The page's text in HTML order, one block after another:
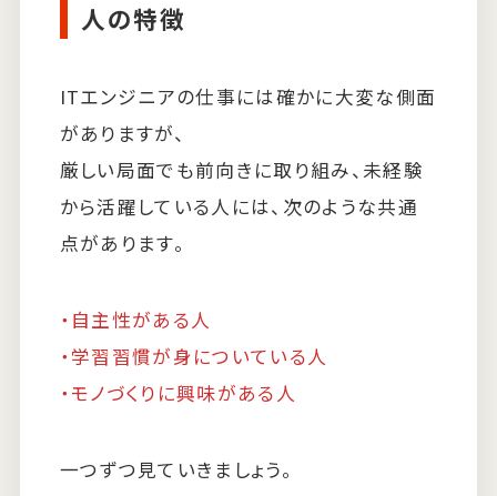
人の特徴
ITエンジニアの仕事には確かに大変な側面
がありますが、
厳しい局面でも前向きに取り組み、未経験
から活躍している人には、次のような共通
点があります。
・自主性がある人
・学習習慣が身についている人
・モノづくりに興味がある人
一つずつ見ていきましょう。